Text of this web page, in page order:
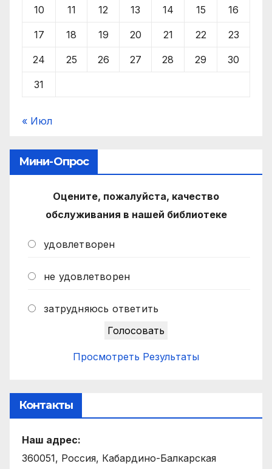
10 11 12 13 14 15 16
17 18 19 20 21 22 23
24 25 26 27 28 29 30
31
« Июл
Мини-Опрос
Оцените, пожалуйста, качество
обслуживания в нашей библиотеке
удовлетворен
не удовлетворен
затрудняюсь ответить
Просмотреть Результаты
Контакты
Наш адрес:
360051, Россия, Кабардино-Балкарская